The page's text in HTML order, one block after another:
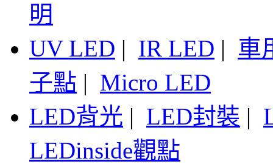
明
UV LED | IR LED | 車
子點 | Micro LED
LED背光 | LED封裝 |
LEDinside觀點